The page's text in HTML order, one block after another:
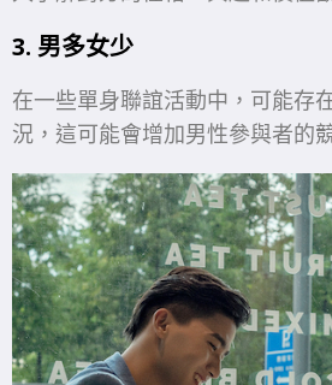
3. 男多女少
在一些單身聯誼活動中，可能存
況，這可能會增加男性參與者的